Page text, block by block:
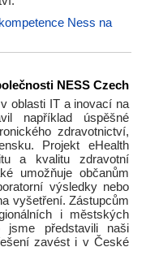
Ness na
NESS Czech
oblasti IT a inovací na
například úspěšné
zdravotnictví,
Projekt eHealth
a kvalitu zdravotní
umožňuje občanům
výsledky nebo
vyšetření. Zástupcům
i městských
jsme představili naši
zavést i v České